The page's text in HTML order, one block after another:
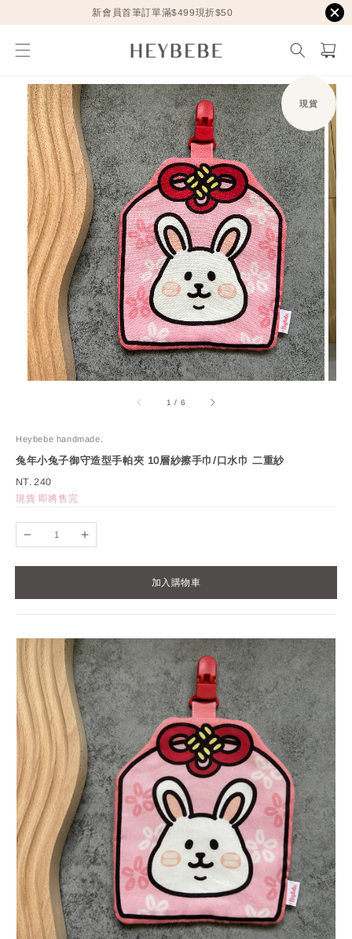
新會員首筆訂單滿$499現折$50
1 / 6
現貨
Heybebe handmade.
兔年小兔子御守造型手帕夾 10層紗擦手巾/口水巾 二重紗
Regular
price
NT. 240
現貨 即將售完
加入購物車